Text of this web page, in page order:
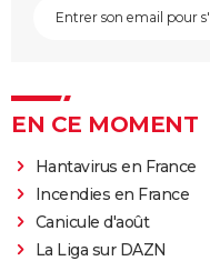
EN CE MOMENT
Hantavirus en France
Incendies en France
Canicule d'août
La Liga sur DAZN